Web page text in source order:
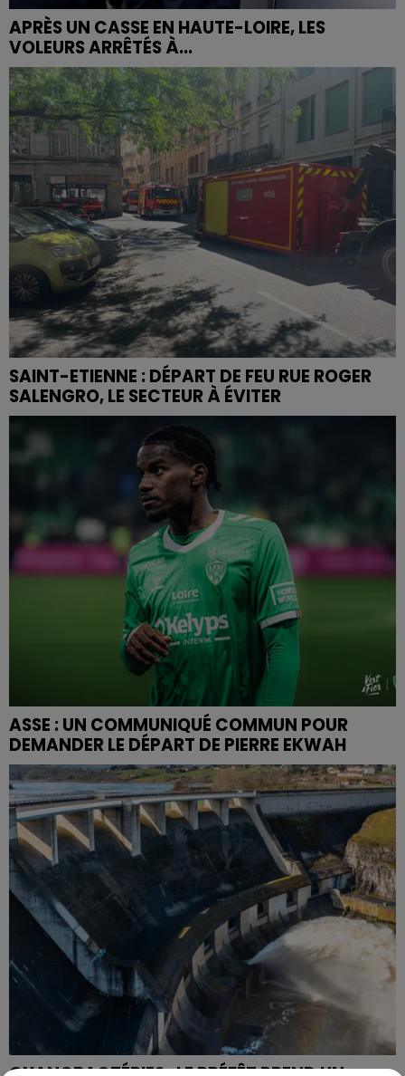
APRÈS UN CASSE EN HAUTE-LOIRE, LES
VOLEURS ARRÊTÉS À...
SAINT-ETIENNE : DÉPART DE FEU RUE ROGER
SALENGRO, LE SECTEUR À ÉVITER
ASSE : UN COMMUNIQUÉ COMMUN POUR
DEMANDER LE DÉPART DE PIERRE EKWAH